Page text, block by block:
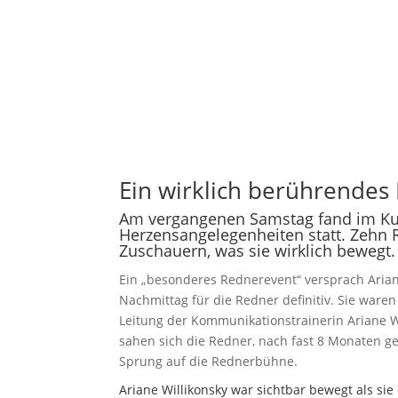
Ein wirklich berührendes
Am vergangenen Samstag fand im
Herzensangelegenheiten statt.
Zuschauern, was sie wirklich bewegt.
Ein „besonderes Rednerevent“ versprach
Nachmittag für die Redner definitiv. Sie
Leitung der Kommunikationstrainerin Ariane
sahen sich die Redner, nach fast 8 Monaten
Sprung auf die Rednerbühne.
Ariane Willikonsky war sichtbar bewegt als